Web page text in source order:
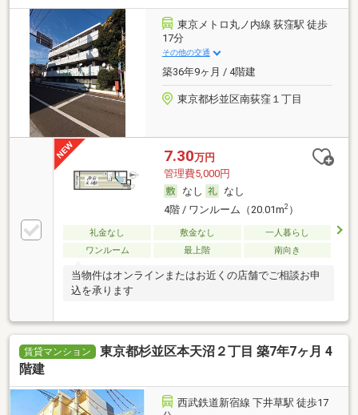
東京メトロ丸ノ内線 荻窪駅 徒歩
17分
その他の交通
築36年9ヶ月 / 4階建
東京都杉並区南荻窪１丁目
7.30万円
管理費5,000円
なし
なし
4階 / ワンルーム（20.01m2）
礼金なし 敷金なし
一人暮らし
ワンルーム
最上階 南向き
当物件はオンラインまたはお近くの店舗でご相談お申
込を承ります
賃貸マンション
東京都杉並区本天沼２丁目 築7年7ヶ月 4
階建
西武鉄道新宿線 下井草駅 徒歩17